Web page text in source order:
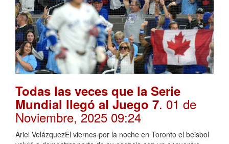
Todas las veces que la Serie
Mundial llegó al Juego 7. 01 de
Noviembre, 2025 09:24
Ariel VelázquezEl viernes por la noche en Toronto el beisbol